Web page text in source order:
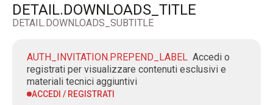
DETAIL.DOWNLOADS_TITLE
DETAIL.DOWNLOADS_SUBTITLE
AUTH_INVITATION.PREPEND_LABEL Accedi o
registrati per visualizzare contenuti esclusivi e
materiali tecnici aggiuntivi
ACCEDI / REGISTRATI